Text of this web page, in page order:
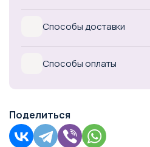
Способы доставки
Способы оплаты
Поделиться